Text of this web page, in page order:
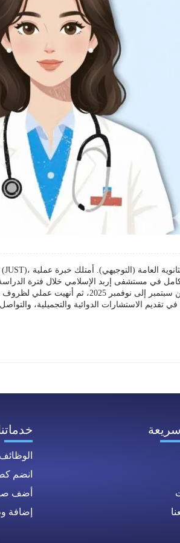
الوظائف
انضم
أضف
إضافة